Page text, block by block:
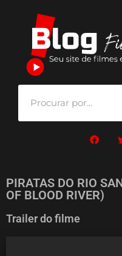
PIRATAS DO RIO
OF BLOOD RIVER)
Trailer do filme